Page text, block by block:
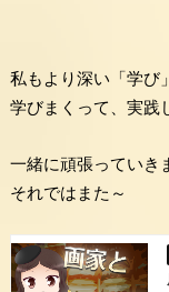
私もより深い「学び
学びまくって、実践
一緒に頑張っていき
それではまた～